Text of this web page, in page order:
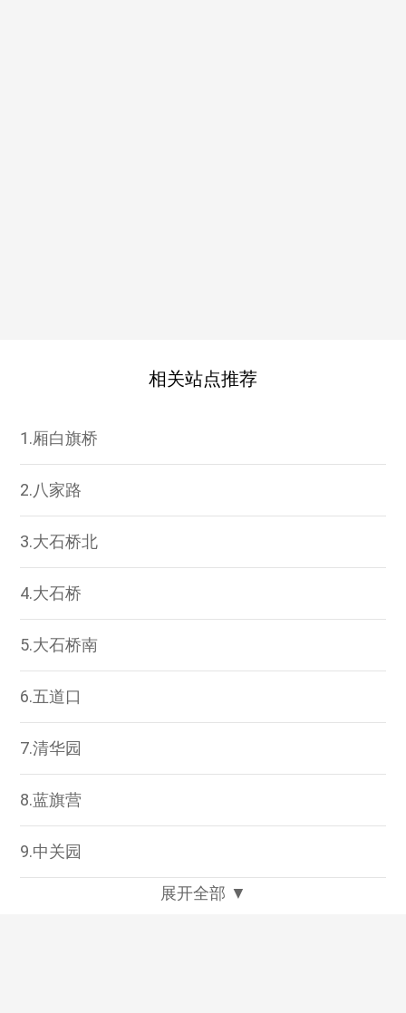
相关站点推荐
1.厢白旗桥
2.八家路
3.大石桥北
4.大石桥
5.大石桥南
6.五道口
7.清华园
8.蓝旗营
9.中关园
展开全部 ▼